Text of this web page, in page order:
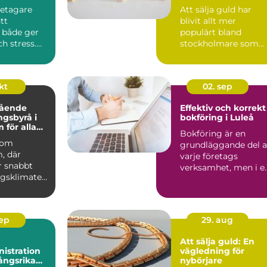
ger
stress.
Att sälja guld har
blivit allt mer
populärt bland
stockholmare som
i
för alla
där
snabbt
02. sep
Effektiv och korrekt
bokföring i Luleå
Bokföring är en
grundläggande del
varje företags
verksamhet, men i
29. aug
Att sälja guld: En
vägledning för
nybörjare